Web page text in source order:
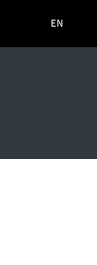
사이트로
EN